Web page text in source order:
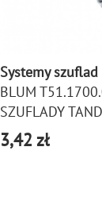
Systemy szuflad
BLUM
SZUFLADY
3,42 zł